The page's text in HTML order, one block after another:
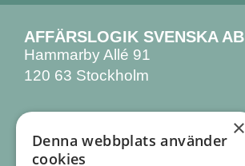
AFFÄRSLOGIK SVENSKA AB
Hammarby Allé 91
120 63 Stockholm
08 555 770 00
info@affarslogik.se
×
Denna webbplats använder
cookies